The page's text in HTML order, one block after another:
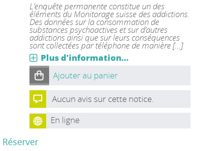
L’enquête permanente constitue un des
éléments du Monitorage suisse des addictions.
Des données sur la consommation de
substances psychoactives et sur d’autres
addictions ainsi que sur leurs conséquences
sont collectées par téléphone de manière [...]
Plus d'information...
Ajouter au panier
Aucun avis sur cette notice.
En ligne
Réserver